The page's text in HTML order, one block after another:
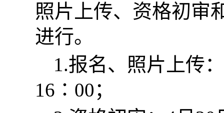
照片上传、资格初审
进行。
1.报名、照片上传
16∶00；